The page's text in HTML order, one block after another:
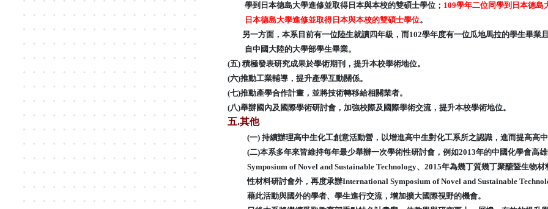
學到日本德島大學進修並取得日本與本校的雙碩士學位； 109學年二位同學到日本德島
日本德島大學進修並取得日本與本校的雙碩士學位。
另一方面，本系目前有一位陸生就讀四年級，而102學年度有一位瓜地馬拉的學生畢業
自中國大陸的大學部學生畢業。
(五) 積極發表研究成果於學術期刊，提升本校學術地位。
(六)推動工業輔導，提升產學互動關係。
(七)推動產學合作計畫，並將技術轉移給相關業者。
(八)舉辦國內及國際學術研討會，加強校際及國際學術交流，提升本校學術地位。
五.其他
(一) 持續辦理高中生化工創意活動營，以增進高中生對化工系所之認識，進而提高高中
(二)本系多年來皆維持每年最少舉辦一次學術性研討會，例如2013年的中國化學會高
Symposium of Novel and Sustainable Technology、2015年為幾丁質幾丁聚醣暨生物
性材料研討會外，再度承辦International Symposium of Novel and Sustainable
藉此活動與國外的學者、學生進行交流，增加擴大國際視野的機會。